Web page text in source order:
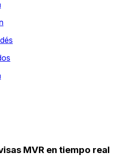
MVR en tiempo real